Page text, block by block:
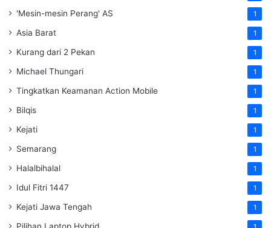
'Mesin-mesin Perang' AS 1
Asia Barat 1
Kurang dari 2 Pekan 1
Michael Thungari 1
Tingkatkan Keamanan Action Mobile 1
Bilqis 1
Kejati 1
Semarang 1
Halalbihalal 1
Idul Fitri 1447 1
Kejati Jawa Tengah 1